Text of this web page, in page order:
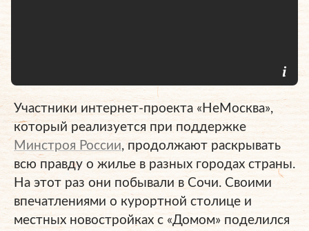
Участники интернет-проекта «НеМосква»,
который реализуется при поддержке
Минстроя России, продолжают раскрывать
всю правду о жилье в разных городах страны.
На этот раз они побывали в Сочи. Своими
впечатлениями о курортной столице и
местных новостройках с «Домом» поделился